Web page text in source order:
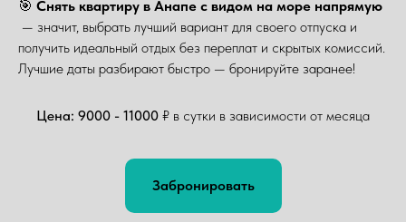
🎯 Снять квартиру в Анапе с видом на море напрямую
— значит, выбрать лучший вариант для своего отпуска и
получить идеальный отдых без переплат и скрытых комиссий.
Лучшие даты разбирают быстро — бронируйте заранее!
Цена: 9000 - 11000 ₽ в сутки в зависимости от месяца
Забронировать